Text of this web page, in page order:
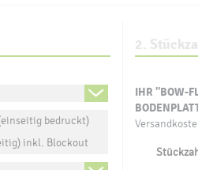
bedruckt)
inkl. Blockout
2.
IHR"BOW-